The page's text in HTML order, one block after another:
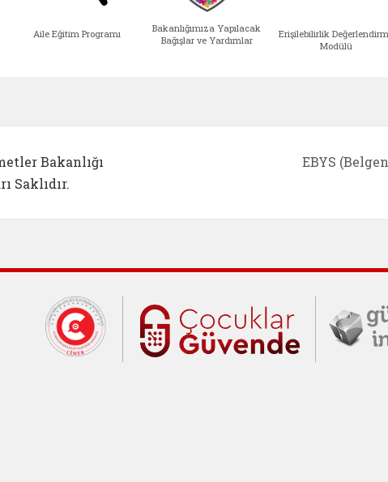
Aile Eğitim Programı
Bakanlığımıza Yapılacak
Bağışlar ve Yardımlar
Erişilebilirlik
Modülü
Bakanlığı
Saklıdır.
EBYS
Cumhurbaşkanlığı İletişim Merkezi
Çocuklar